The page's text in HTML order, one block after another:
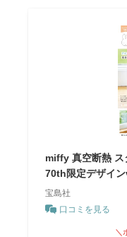
miffy 真空断熱 ス
70th限定デザイ
宝島社
口コミを見る
＼